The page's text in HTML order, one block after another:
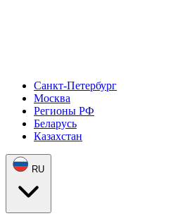
Санкт-Петербург
Москва
Регионы РФ
Беларусь
Казахстан
RU